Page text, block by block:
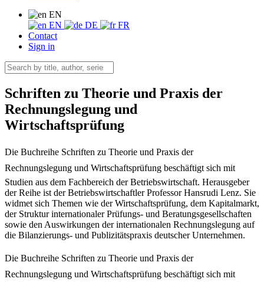
EN
EN
DE
FR
Contact
Sign in
Schriften zu Theorie und Praxis der
Rechnungslegung und
Wirtschaftsprüfung
Die Buchreihe Schriften zu Theorie und Praxis der
Rechnungslegung und Wirtschaftsprüfung beschäftigt sich mit
Studien aus dem Fachbereich der Betriebswirtschaft. Herausgeber
der Reihe ist der Betriebswirtschaftler Professor Hansrudi Lenz. Sie
widmet sich Themen wie der Wirtschaftsprüfung, dem Kapitalmarkt,
der Struktur internationaler Prüfungs- und Beratungsgesellschaften
sowie den Auswirkungen der internationalen Rechnungslegung auf
die Bilanzierungs- und Publizitätspraxis deutscher Unternehmen.
Die Buchreihe Schriften zu Theorie und Praxis der
Rechnungslegung und Wirtschaftsprüfung beschäftigt sich mit